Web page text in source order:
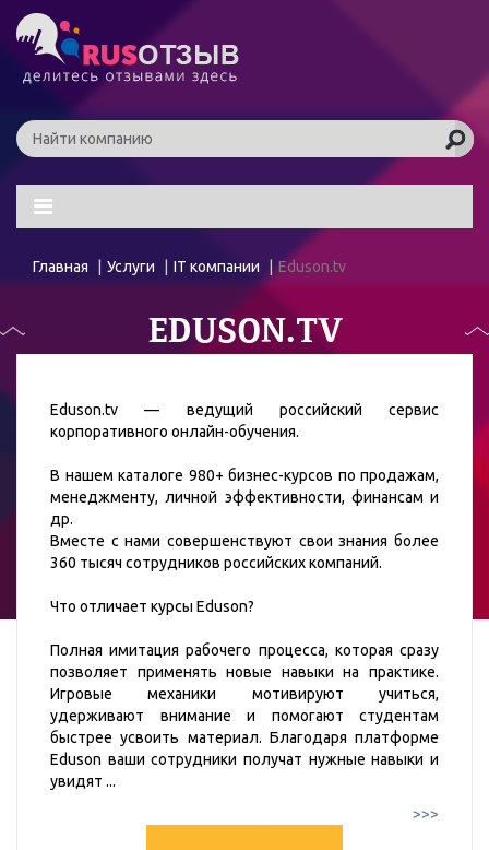
Главная Услуги IT компании Eduson.tv
EDUSON.TV
Eduson.tv — ведущий российский сервис
корпоративного онлайн-обучения.
В нашем каталоге 980+ бизнес-курсов по продажам,
менеджменту, личной эффективности, финансам и
др.
Вместе с нами совершенствуют свои знания более
360 тысяч сотрудников российских компаний.
Что отличает курсы Eduson?
Полная имитация рабочего процесса, которая сразу
позволяет применять новые навыки на практике.
Игровые механики мотивируют учиться,
удерживают внимание и помогают студентам
быстрее усвоить материал. Благодаря платформе
Eduson ваши сотрудники получат нужные навыки и
увидят ...
>>>